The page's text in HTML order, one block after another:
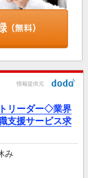
情報提供元
リーダー◇業界
支援サービス求
み